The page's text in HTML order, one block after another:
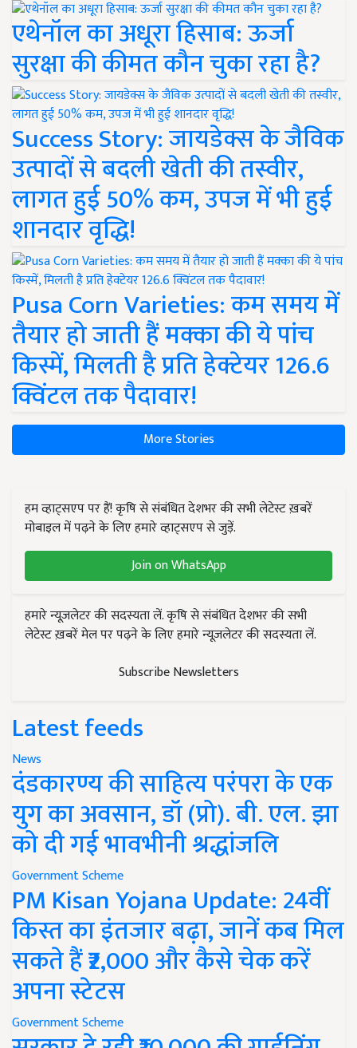
एथेनॉल का अधूरा हिसाब: ऊर्जा
सुरक्षा की कीमत कौन चुका रहा है?
Success Story: जायडेक्स के जैविक
उत्पादों से बदली खेती की तस्वीर,
लागत हुई 50% कम, उपज में भी हुई
शानदार वृद्धि!
Pusa Corn Varieties: कम समय में
तैयार हो जाती हैं मक्का की ये पांच
किस्में, मिलती है प्रति हेक्टेयर 126.6
क्विंटल तक पैदावार!
More Stories
हम व्हाट्सएप पर हैं! कृषि से संबंधित देशभर की सभी लेटेस्ट ख़बरें
मोबाइल में पढ़ने के लिए हमारे व्हाट्सएप से जुड़ें.
Join on WhatsApp
हमारे न्यूज़लेटर की सदस्यता लें. कृषि से संबंधित देशभर की सभी
लेटेस्ट ख़बरें मेल पर पढ़ने के लिए हमारे न्यूज़लेटर की सदस्यता लें.
Subscribe Newsletters
Latest feeds
News
दंडकारण्य की साहित्य परंपरा के एक
युग का अवसान, डॉ (प्रो). बी. एल. झा
को दी गई भावभीनी श्रद्धांजलि
Government Scheme
PM Kisan Yojana Update: 24वीं
किस्त का इंतजार बढ़ा, जानें कब मिल
सकते हैं ₹2,000 और कैसे चेक करें
अपना स्टेटस
Government Scheme